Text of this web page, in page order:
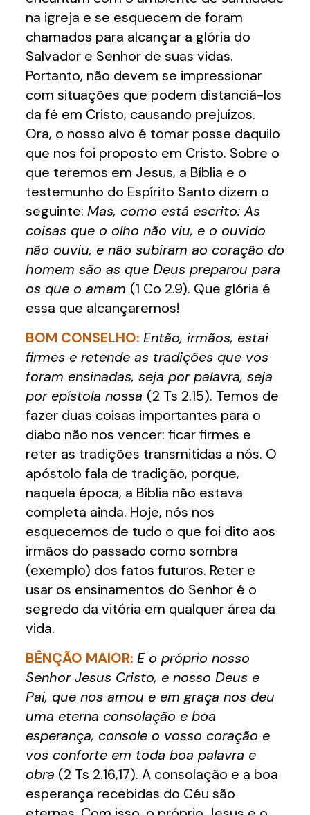
na igreja e se esquecem de foram
chamados para alcançar a glória do
Salvador e Senhor de suas vidas.
Portanto, não devem se impressionar
com situações que podem distanciá-los
da fé em Cristo, causando prejuízos.
Ora, o nosso alvo é tomar posse daquilo
que nos foi proposto em Cristo. Sobre o
que teremos em Jesus, a Bíblia e o
testemunho do Espírito Santo dizem o
seguinte: Mas, como está escrito: As
coisas que o olho não viu, e o ouvido
não ouviu, e não subiram ao coração do
homem são as que Deus preparou para
os que o amam (1 Co 2.9). Que glória é
essa que alcançaremos!
BOM CONSELHO: Então, irmãos, estai
firmes e retende as tradições que vos
foram ensinadas, seja por palavra, seja
por epístola nossa (2 Ts 2.15). Temos de
fazer duas coisas importantes para o
diabo não nos vencer: ficar firmes e
reter as tradições transmitidas a nós. O
apóstolo fala de tradição, porque,
naquela época, a Bíblia não estava
completa ainda. Hoje, nós nos
esquecemos de tudo o que foi dito aos
irmãos do passado como sombra
(exemplo) dos fatos futuros. Reter e
usar os ensinamentos do Senhor é o
segredo da vitória em qualquer área da
vida.
BÊNÇÃO MAIOR: E o próprio nosso
Senhor Jesus Cristo, e nosso Deus e
Pai, que nos amou e em graça nos deu
uma eterna consolação e boa
esperança, console o vosso coração e
vos conforte em toda boa palavra e
obra (2 Ts 2.16,17). A consolação e a boa
esperança recebidas do Céu são